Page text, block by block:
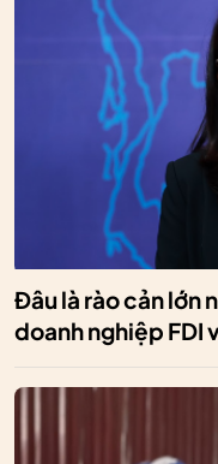
Đâu là rào cản lớn
doanh nghiệp FDI